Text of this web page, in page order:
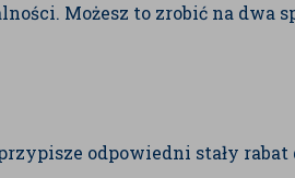
Możesz to zrobić na dwa
odpowiedni stały